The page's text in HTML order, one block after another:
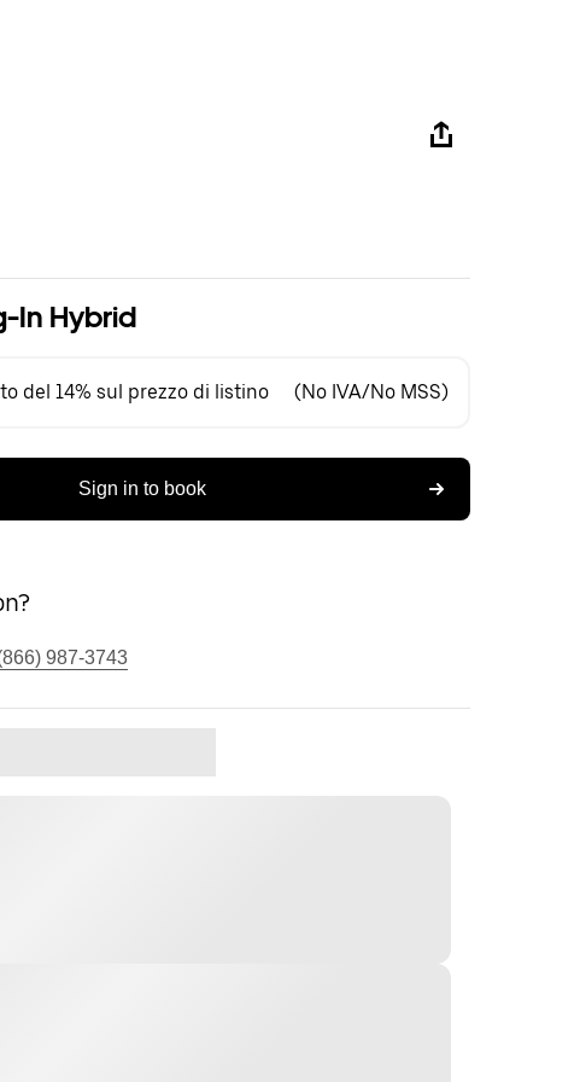
In Hybrid
del 14% sul prezzo di listino (No IVA/No MSS)
Sign in to book
987-3743